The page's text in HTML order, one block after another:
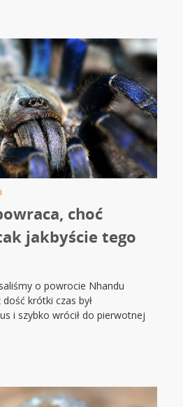
choć
jakbyście tego
o powrocie Nhandu
krótki czas był
i szybko wrócił do pierwotnej